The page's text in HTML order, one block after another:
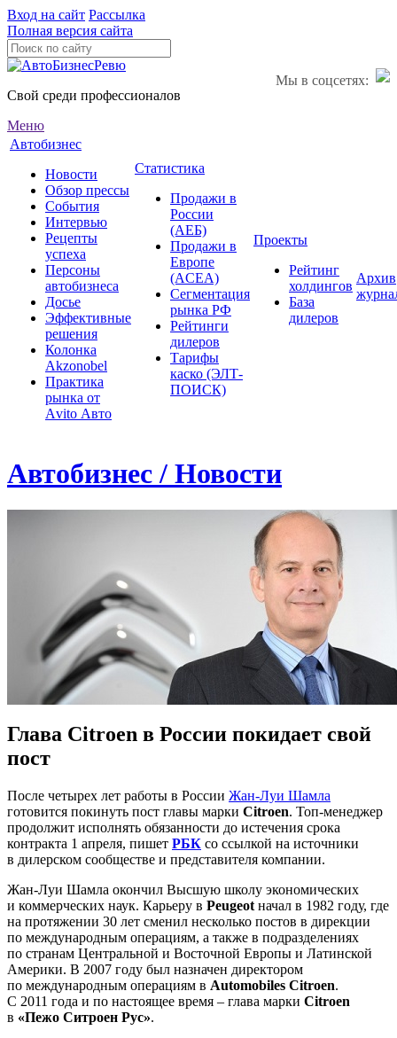
Вход на сайт Рассылка
Полная версия сайта
Мы в соцсетях:
Свой среди профессионалов
Меню
Автобизнес
Новости
Обзор прессы
События
Интервью
Рецепты
успеха
Персоны
автобизнеса
Досье
Эффективные
решения
Колонка
Akzonobel
Практика
рынка от
Аvito Авто
Статистика
Продажи в
России
(АЕБ)
Продажи в
Европе
(ACEA)
Сегментация
рынка РФ
Рейтинги
дилеров
Тарифы
каско (ЭЛТ-
ПОИСК)
Проекты
Рейтинг
холдингов
База
дилеров
Архив
Автобизнес / Новости
Глава Citroen в России покидает свой
пост
После четырех лет работы в России Жан-Луи Шамла
готовится покинуть пост главы марки Citroen. Топ-менеджер
продолжит исполнять обязанности до истечения срока
контракта 1 апреля, пишет РБК со ссылкой на источники
в дилерском сообществе и представителя компании.
Жан-Луи Шамла окончил Высшую школу экономических
и коммерческих наук. Карьеру в Peugeot начал в 1982 году, где
на протяжении 30 лет сменил несколько постов в дирекции
по международным операциям, а также в подразделениях
по странам Центральной и Восточной Европы и Латинской
Америки. В 2007 году был назначен директором
по международным операциям в Automobiles Citroen.
С 2011 года и по настоящее время – глава марки Citroen
в «Пежо Ситроен Рус».